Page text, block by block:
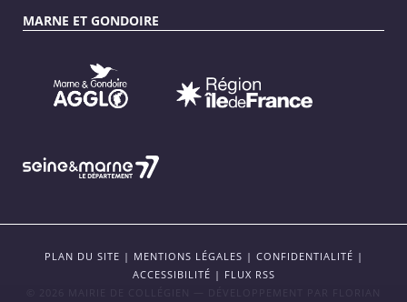
MARNE ET GONDOIRE
PLAN DU SITE | MENTIONS LÉGALES | CONFIDENTIALITÉ |
ACCESSIBILITÉ | FLUX RSS